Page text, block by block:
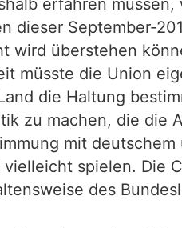
erfahren
dieser September-
überstehen
müsste die Union
die Haltung
zu machen, die die
mit
spielen. Die
des